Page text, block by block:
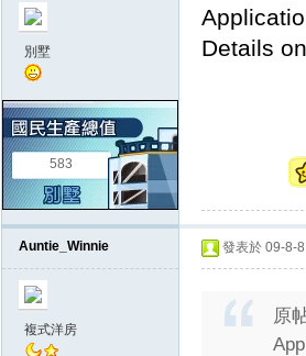
王國
別墅
583
Details
Auntie_Winnie
複式洋房
發表於 09-8-
原